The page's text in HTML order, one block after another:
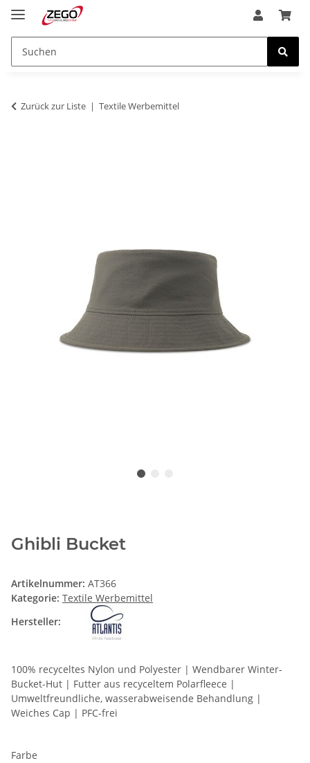
Zurück zur Liste Textile Werbemittel
Ghibli Bucket
Artikelnummer: AT366
Kategorie: Textile Werbemittel
Hersteller:
100% recyceltes Nylon und Polyester | Wendbarer Winter-
Bucket-Hut | Futter aus recyceltem Polarfleece |
Umweltfreundliche, wasserabweisende Behandlung |
Weiches Cap | PFC-frei
Farbe